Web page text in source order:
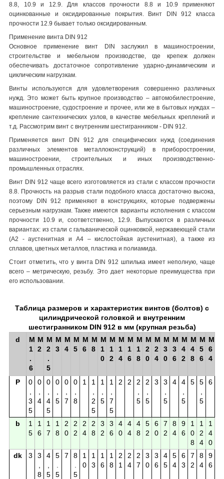
8.8, 10.9 и 12.9. Для классов прочности 8.8 и 10.9 применяют
оцинкованные и оксидированные покрытия. Винт DIN 912 класса
прочности 12.9 бывает только оксидированным.
Применение винта DIN 912
Основное применение винт DIN заслужил в машиностроении,
строительстве и мебельном производстве, где крепеж должен
обеспечивать достаточное сопротивление ударно-динамическим и
циклическим нагрузкам.
Винты используются для удовлетворения совершенно различных
нужд. Это может быть крупное производство – автомобилестроение,
машиностроение, судостроение и прочее, или же в бытовых нуждах –
крепление сантехнических узлов, в качестве мебельных креплений и
т.д. Рассмотрим винт с внутренним шестигранником - DIN 912.
Применяется винт DIN 912 для специфических нужд (соединения
различных элементов металлоконструкций) в приборостроении,
машиностроении, строительных и иных производственно-
промышленных отраслях.
Винт DIN 912 чаще всего изготовляется из стали с классом прочности
8.8. Прочность на разрыв стали подобного класса достаточно высока,
поэтому DIN 912 применяют в конструкциях, которые подвержены
серьезным нагрузкам. Также имеются варианты исполнения с классом
прочности 10.9 и, соответственно, 12.9. Выпускаются в различных
вариантах: из стали с гальванической оцинковкой, нержавеющей стали
(А2 - аустенитная и А4 – кислостойкая аустенитная), а также из
сплавов, цветных металлов, пластика и полиамида.
Стоит отметить, что у винта DIN 912 шпилька имеет неполную, чаще
всего – метрическую, резьбу. Это дает некоторые преимущества при
его использовании.
Таблица размеров и характеристик винтов (болтов) с
цилиндрической головкой и внутренним
шестигранником DIN 912 в мм (крупная резьба)
d
M
1
.
6
M
2
M
2
.
5
M
3
M
4
M
5
M
6
M
8
M
1
0
M
1
2
М
1
4
М
1
6
М
1
8
М
2
0
М
2
4
М
3
0
М
3
6
M
4
2
M
4
8
M
5
6
M
6
4
P
0
3
5
0
4
0
4
5
0
5
0
7
0
8
1
1
2
5
1
5
1
7
5
2 2
2
5
2
5
3
3
5
4
4
5
5
5
5
6
b
1
5
1
6
1
7
1
8
2
0
2
2
2
4
2
8
3
2
3
6
4
0
4
4
4
8
5
2
6
0
7
2
8
4
9
6
1
0
8
1
2
4
1
4
0
dk
3
3
8
4
5
5
5
7
8
5
1
0
1
3
1
6
1
8
2
1
2
4
2
7
3
0
3
6
4
5
5
4
6
3
7
2
8
4
9
6